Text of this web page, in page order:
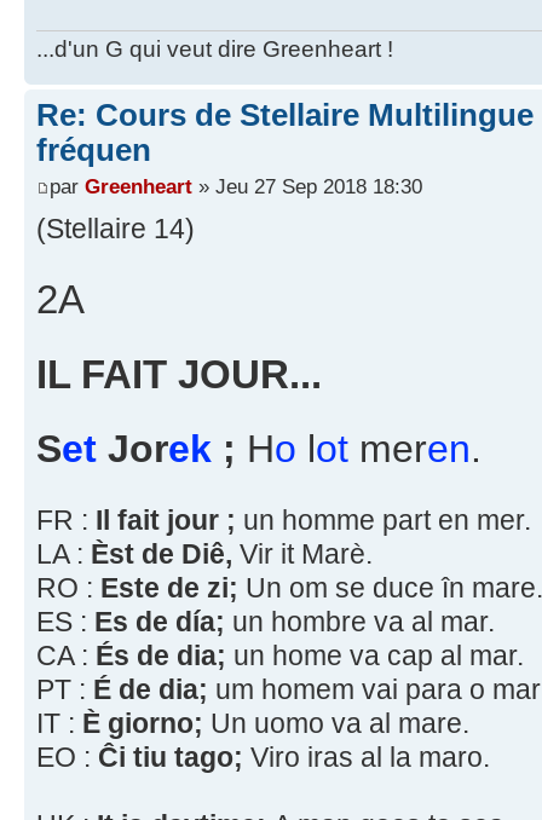
...d'un G qui veut dire Greenheart !
Re: Cours de Stellaire
fréquen
par Greenheart » Jeu 27 Sep 2018 18:30
(Stellaire 14)
2A
IL FAIT JOUR...
Set Jorek ; Ho lot meren.
FR : Il fait jour ; un homme part en mer.
LA : Èst de Diê, Vir it Marè.
RO : Este de zi; Un om se duce în mare.
ES : Es de día; un hombre va al mar.
CA : És de dia; un home va cap al mar.
PT : É de dia; um homem vai para o
IT : È giorno; Un uomo va al mare.
EO : Ĉi tiu tago; Viro iras al la maro.